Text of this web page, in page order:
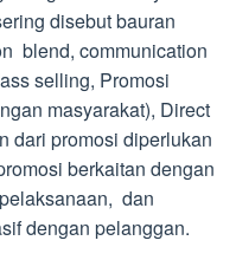
disebut bauran
blend, communication
selling, Promosi
masyarakat), Direct
dari promosi diperlukan
berkaitan dengan
dan
dengan pelanggan.